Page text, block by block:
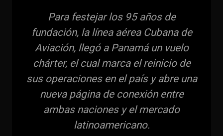
Para festejar los 95 años de
fundación, la línea aérea Cubana de
Aviación, llegó a Panamá un vuelo
chárter, el cual marca el reinicio de
sus operaciones en el país y abre una
nueva página de conexión entre
ambas naciones y el mercado
latinoamericano.